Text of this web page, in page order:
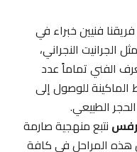
فنيين خبراء في
النجراني،
الفني تماماً عدد
للوصول إلى
الطبيعي.
نتبع منهجية صارمة
المراحل في كافة